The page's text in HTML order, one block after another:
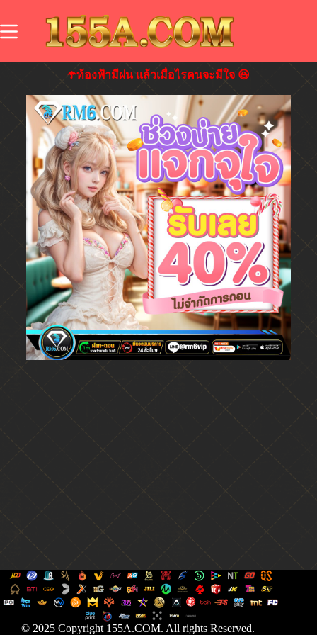
☂️ท้องฟ้ามีฝน แล้วเมื่อไรคนจะมีใจ 😆
© 2025 Copyright 155A.COM. All rights Reserved.